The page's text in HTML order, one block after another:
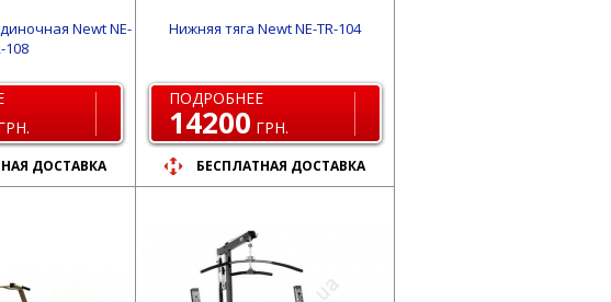
Newt NE-
108
ДОСТАВКА
Нижняя тяга Newt NE-TR-104
ПОДРОБНЕЕ
14200 ГРН.
БЕСПЛАТНАЯ ДОСТАВКА